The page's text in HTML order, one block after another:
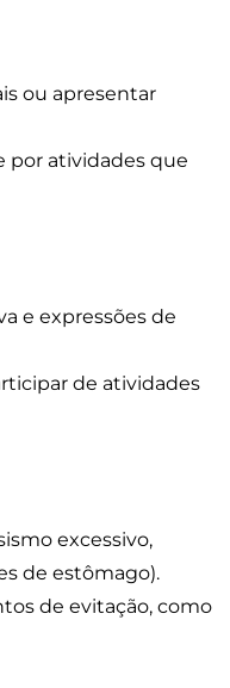
ou apresentar
por atividades que
e expressões de
de atividades
excessivo,
de estômago).
de evitação, como